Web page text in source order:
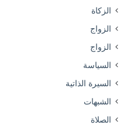
الزكاة
الزواج
الزواج
السياسة
السيرة الذاتية
الشبهات
الصلاة